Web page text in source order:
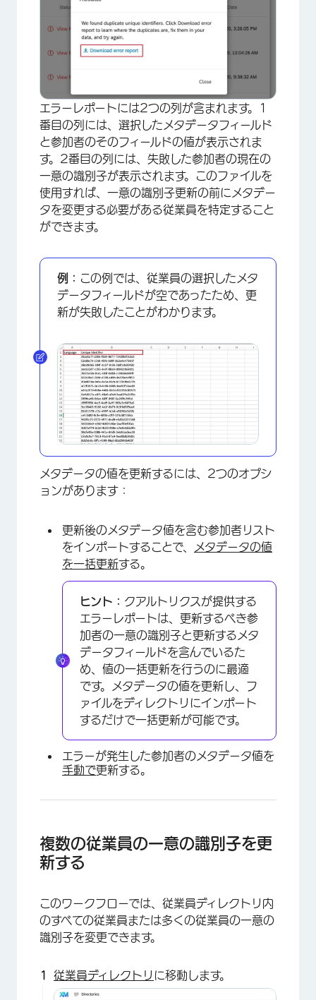
×
エラーレポートには2つの列が含まれます。1
番目の列には、選択したメタデータフィールド
と参加者のそのフィールドの値が表示されま
す。2番目の列には、失敗した参加者の現在の
一意の識別子が表示されます。このファイルを
使用すれば、一意の識別子更新の前にメタデー
タを変更する必要がある従業員を特定すること
ができます。
例： この例では、従業員の選択したメタ
データフィールドが空であったため、更
新が失敗したことがわかります。
メタデータの値を更新するには、2つのオプシ
ョンがあります：
更新後のメタデータ値を含む参加者リスト
をインポートすることで、
メタデータの値
を一括更新する。
ヒント： クアルトリクスが提供する
エラーレポートは、更新するべき参
加者の一意の識別子と更新するメタ
データフィールドを含んでいるた
め、値の一括更新を行うのに最適
です。メタデータの値を更新し、フ
ァイルをディレクトリにインポート
するだけで一括更新が可能です。
エラーが発生した参加者のメタデータ値を
手動で更新する。
複数の従業員の一意の識別子を更
新する
このワークフローでは、従業員ディレクトリ内
のすべての従業員または多くの従業員の一意の
識別子を変更できます。
従業員ディレクトリ に移動します。